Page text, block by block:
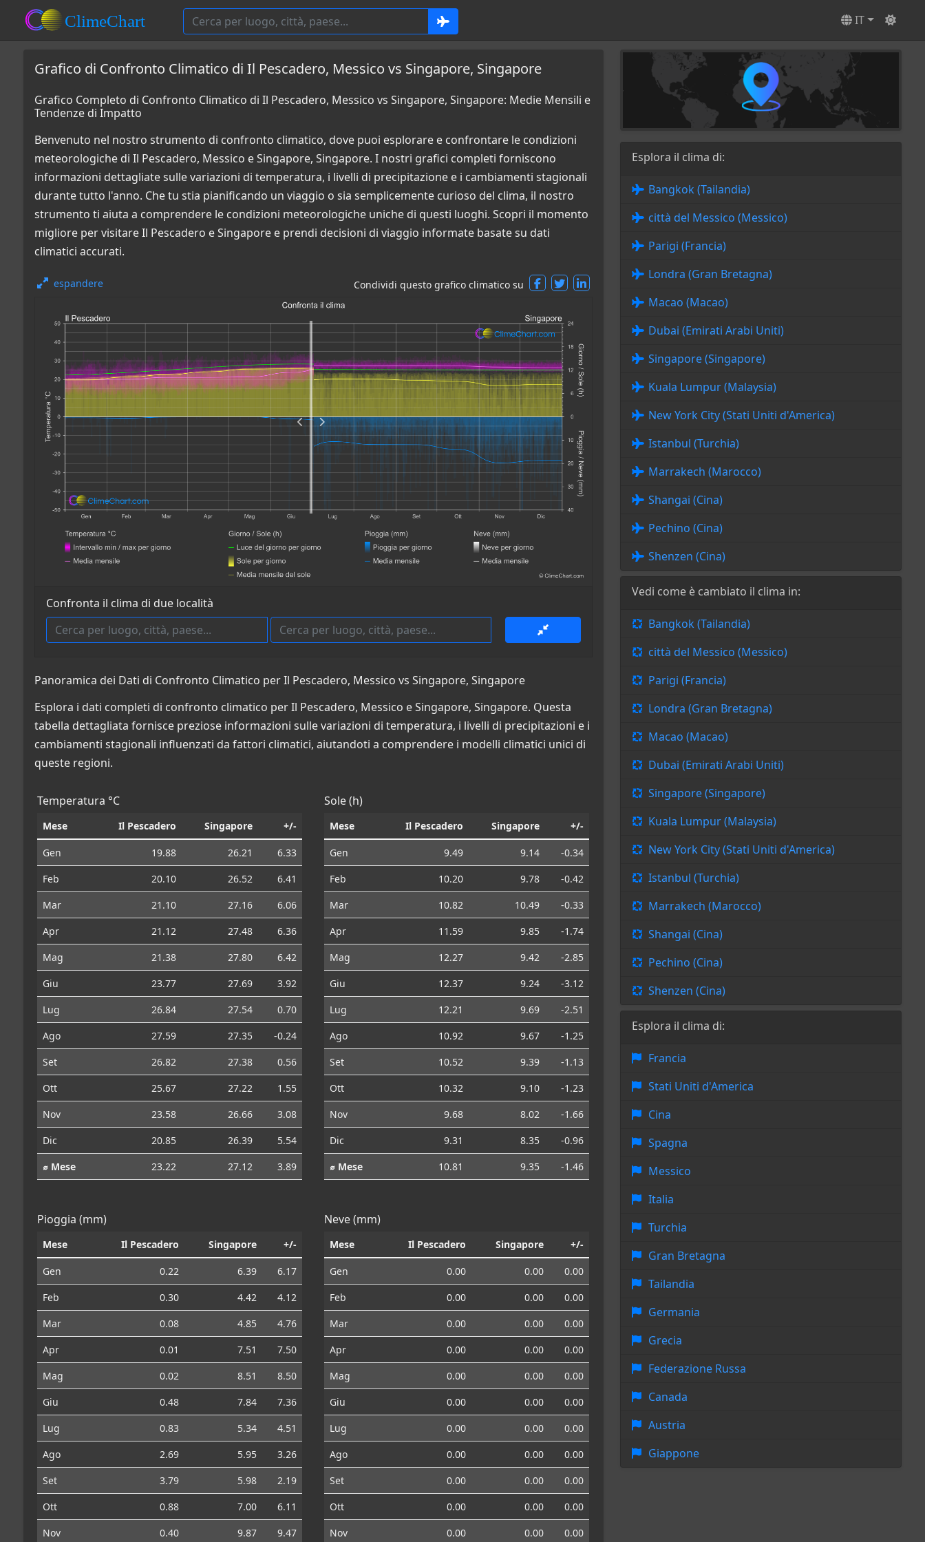
IT
Grafico di Confronto Climatico di Il Pescadero, Messico vs Singapore, Singapore
Grafico Completo di Confronto Climatico di Il Pescadero, Messico vs Singapore, Singapore: Medie Mensili e
Tendenze di Impatto
Benvenuto nel nostro strumento di confronto climatico, dove puoi esplorare e confrontare le condizioni
meteorologiche di Il Pescadero, Messico e Singapore, Singapore. I nostri grafici completi forniscono
informazioni dettagliate sulle variazioni di temperatura, i livelli di precipitazione e i cambiamenti stagionali
durante tutto l'anno. Che tu stia pianificando un viaggio o sia semplicemente curioso del clima, il nostro
strumento ti aiuta a comprendere le condizioni meteorologiche uniche di questi luoghi. Scopri il momento
migliore per visitare Il Pescadero e Singapore e prendi decisioni di viaggio informate basate su dati
climatici accurati.
espandere Condividi questo grafico climatico su
Confronta il clima di due località
Panoramica dei Dati di Confronto Climatico per Il Pescadero, Messico vs Singapore, Singapore
Esplora i dati completi di confronto climatico per Il Pescadero, Messico e Singapore, Singapore. Questa
tabella dettagliata fornisce preziose informazioni sulle variazioni di temperatura, i livelli di precipitazioni e i
cambiamenti stagionali influenzati da fattori climatici, aiutandoti a comprendere i modelli climatici unici di
queste regioni.
Temperatura °C
Mese Il Pescadero Singapore +/-
Gen 19.88 26.21
6.33
Feb
20.10 26.52
6.41
Mar
21.10 27.16
6.06
Apr
21.12 27.48
6.36
Mag
21.38 27.80
6.42
Giu
23.77 27.69
3.92
Lug
26.84 27.54
0.70
Ago
27.59 27.35
-0.24
Set
26.82 27.38
0.56
Ott
25.67 27.22
1.55
Nov
23.58 26.66
3.08
Dic
20.85 26.39
5.54
⌀ Mese
23.22 27.12 3.89
Sole (h)
Mese Il Pescadero Singapore +/-
Gen 9.49 9.14
-0.34
Feb
10.20 9.78
-0.42
Mar
10.82 10.49
-0.33
Apr
11.59 9.85
-1.74
Mag
12.27 9.42
-2.85
Giu
12.37 9.24
-3.12
Lug
12.21 9.69
-2.51
Ago
10.92 9.67
-1.25
Set
10.52 9.39
-1.13
Ott
10.32 9.10
-1.23
Nov
9.68 8.02
-1.66
Dic
9.31 8.35
-0.96
⌀ Mese
10.81 9.35 -1.46
Pioggia (mm)
Mese Il Pescadero Singapore +/-
Gen 0.22 6.39
6.17
Feb
0.30 4.42
4.12
Mar
0.08 4.85
4.76
Apr
0.01 7.51
7.50
Mag
0.02 8.51
8.50
Giu
0.48 7.84
7.36
Lug
0.83 5.34
4.51
Ago
2.69 5.95
3.26
Set
3.79 5.98
2.19
Ott
0.88 7.00
6.11
Nov
0.40 9.87 9.47
Neve (mm)
Mese Il Pescadero Singapore +/-
Gen 0.00 0.00
0.00
Feb
0.00 0.00
0.00
Mar
0.00 0.00
0.00
Apr
0.00 0.00
0.00
Mag
0.00 0.00
0.00
Giu
0.00 0.00
0.00
Lug
0.00 0.00
0.00
Ago
0.00 0.00
0.00
Set
0.00 0.00
0.00
Ott
0.00 0.00
0.00
Nov
0.00 0.00 0.00
Esplora il clima di:
Bangkok (Tailandia)
città del Messico (Messico)
Parigi (Francia)
Londra (Gran Bretagna)
Macao (Macao)
Dubai (Emirati Arabi Uniti)
Singapore (Singapore)
Kuala Lumpur (Malaysia)
New York City (Stati Uniti d'America)
Istanbul (Turchia)
Marrakech (Marocco)
Shangai (Cina)
Pechino (Cina)
Shenzen (Cina)
Vedi come è cambiato il clima in:
Bangkok (Tailandia)
città del Messico (Messico)
Parigi (Francia)
Londra (Gran Bretagna)
Macao (Macao)
Dubai (Emirati Arabi Uniti)
Singapore (Singapore)
Kuala Lumpur (Malaysia)
New York City (Stati Uniti d'America)
Istanbul (Turchia)
Marrakech (Marocco)
Shangai (Cina)
Pechino (Cina)
Shenzen (Cina)
Esplora il clima di:
Francia
Stati Uniti d'America
Cina
Spagna
Messico
Italia
Turchia
Gran Bretagna
Tailandia
Germania
Grecia
Federazione Russa
Canada
Austria
Giappone